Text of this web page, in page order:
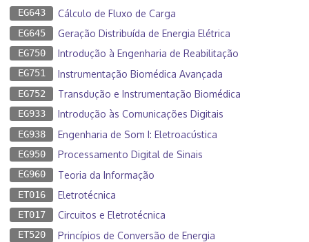
EG643 Cálculo de Fluxo de Carga
EG645 Geração Distribuída de Energia Elétrica
EG750 Introdução à Engenharia de Reabilitação
EG751 Instrumentação Biomédica Avançada
EG752 Transdução e Instrumentação Biomédica
EG933 Introdução às Comunicações Digitais
EG938 Engenharia de Som I: Eletroacústica
EG950 Processamento Digital de Sinais
EG960 Teoria da Informação
ET016 Eletrotécnica
ET017 Circuitos e Eletrotécnica
ET520 Princípios de Conversão de Energia